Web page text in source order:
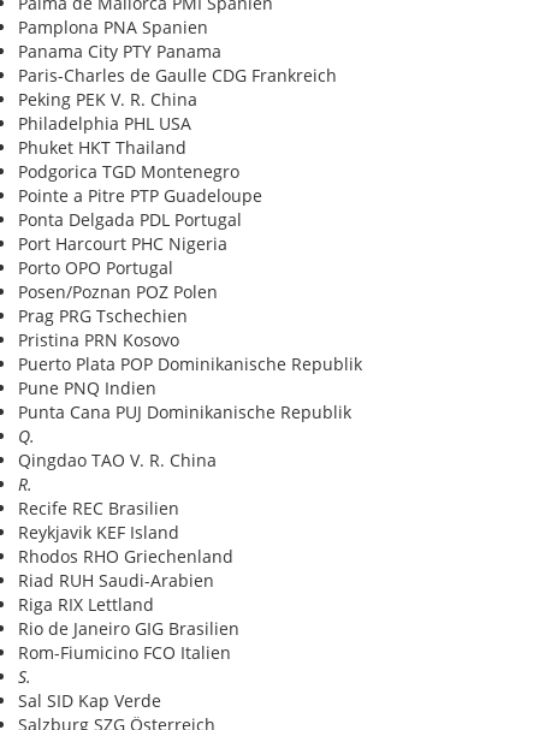
Pamplona PNA Spanien
Panama City PTY Panama
Paris-Charles de Gaulle CDG Frankreich
Peking PEK V. R. China
Philadelphia PHL USA
Phuket HKT Thailand
Podgorica TGD Montenegro
Pointe a Pitre PTP Guadeloupe
Ponta Delgada PDL Portugal
Port Harcourt PHC Nigeria
Porto OPO Portugal
Posen/Poznan POZ Polen
Prag PRG Tschechien
Pristina PRN Kosovo
Puerto Plata POP Dominikanische Republik
Pune PNQ Indien
Punta Cana PUJ Dominikanische Republik
Q.
Qingdao TAO V. R. China
R.
Recife REC Brasilien
Reykjavik KEF Island
Rhodos RHO Griechenland
Riad RUH Saudi-Arabien
Riga RIX Lettland
Rio de Janeiro GIG Brasilien
Rom-Fiumicino FCO Italien
S.
Sal SID Kap Verde
Salzburg SZG Österreich